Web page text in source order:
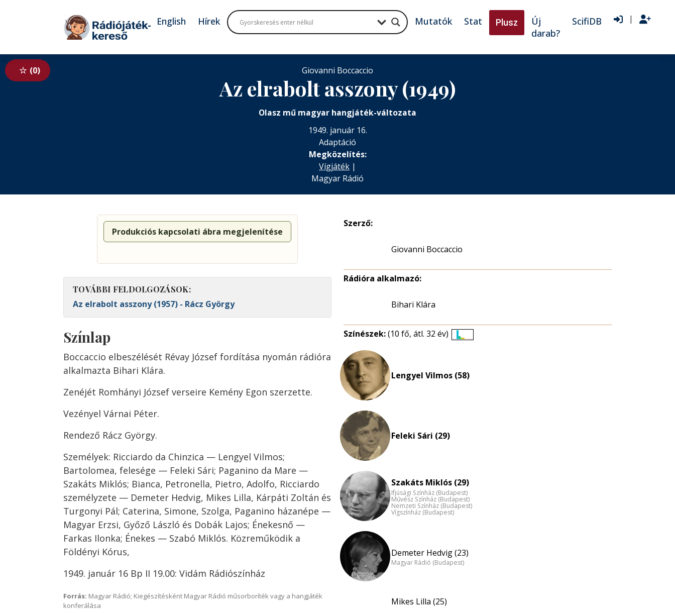
Tovább a tartalomhoz
English Hírek Mutatók Stat Plusz
Új
darab?
ScifiDB |
0 Giovanni Boccaccio
Az elrabolt asszony (1949)
Olasz mű magyar hangjáték-változata
1949. január 16.
Adaptáció
Megközelítés:
Vígjáték |
Magyar Rádió
Produkciós kapcsolati ábra megjelenítése
TOVÁBBI FELDOLGOZÁSOK:
Az elrabolt asszony (1957) - Rácz György
Színlap
Boccaccio elbeszélését Révay József fordítása nyomán rádióra
alkalmazta Bihari Klára.
Zenéjét Romhányi József verseire Kemény Egon szerzette.
Vezényel Várnai Péter.
Rendező Rácz György.
Személyek: Ricciardo da Chinzica — Lengyel Vilmos;
Bartolomea, felesége — Feleki Sári; Paganino da Mare —
Szakáts Miklós; Bianca, Petronella, Pietro, Adolfo, Ricciardo
személyzete — Demeter Hedvig, Mikes Lilla, Kárpáti Zoltán és
Turgonyi Pál; Caterina, Simone, Szolga, Paganino házanépe —
Magyar Erzsi, Győző László és Dobák Lajos; Énekesnő —
Farkas Ilonka; Énekes — Szabó Miklós. Közreműködik a
Földényi Kórus,
1949. január 16 Bp II 19.00: Vidám Rádiószínház
Forrás: Magyar Rádió; Kiegészítésként Magyar Rádió műsorboríték vagy a hangjáték
konferálása
Szerző:
Giovanni Boccaccio
Rádióra alkalmazó:
Bihari Klára
Színészek:(10 fő, átl. 32 év)
Lengyel Vilmos (58)
Feleki Sári (29)
Szakáts Miklós (29)
Ifjúsági Színház (Budapest)
Művész Színház (Budapest)
Nemzeti Színház (Budapest)
Vígszínház (Budapest)
Demeter Hedvig (23)
Magyar Rádió (Budapest)
Mikes Lilla (25)